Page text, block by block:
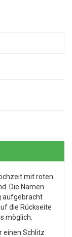
mit roten
Die Namen
aufgebracht
die Rückseite
möglich.
einen Schlitz